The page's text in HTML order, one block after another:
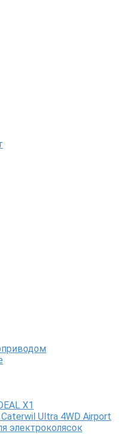
X1
Ultra 4WD Airport
электроколясок